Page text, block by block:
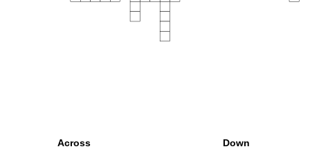
Across
Down